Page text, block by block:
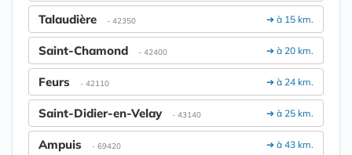
➔ à 15 km.
Talaudière - 42350
➔ à 20 km.
Saint-Chamond - 42400
➔ à 24 km.
Feurs - 42110
➔ à 25 km.
Saint-Didier-en-Velay - 43140
➔ à 43 km.
Ampuis - 69420